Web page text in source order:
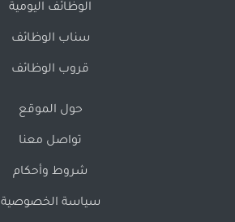
الوظائف اليومية
سناب الوظائف
قروب الوظائف
حول الموقع
تواصل معنا
شروط وأحكام
سياسة الخصوصية